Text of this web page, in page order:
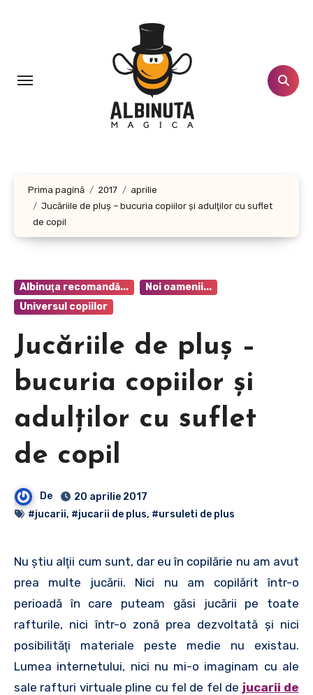
Prima pagină 2017
aprilie
Jucăriile de pluş – bucuria copiilor şi adulţilor cu suflet
de copil
Albinuţa recomandă...
Noi oamenii...
Universul copiilor
Jucăriile de pluş –
bucuria copiilor şi
adulţilor cu suflet
de copil
De
20 aprilie 2017
#jucarii, #jucarii de plus, #ursuleti de plus
Nu ştiu alţii cum sunt, dar eu în copilărie nu am avut
prea multe jucării. Nici nu am copilărit într-o
perioadă în care puteam găsi jucării pe toate
rafturile, nici într-o zonă prea dezvoltată şi nici
posibilităţi materiale peste medie nu existau.
Lumea internetului, nici nu mi-o imaginam cu ale
sale rafturi virtuale pline cu fel de fel de jucarii de